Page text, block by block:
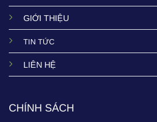
GIỚI THIỆU
TIN TỨC
LIÊN HỆ
CHÍNH SÁCH